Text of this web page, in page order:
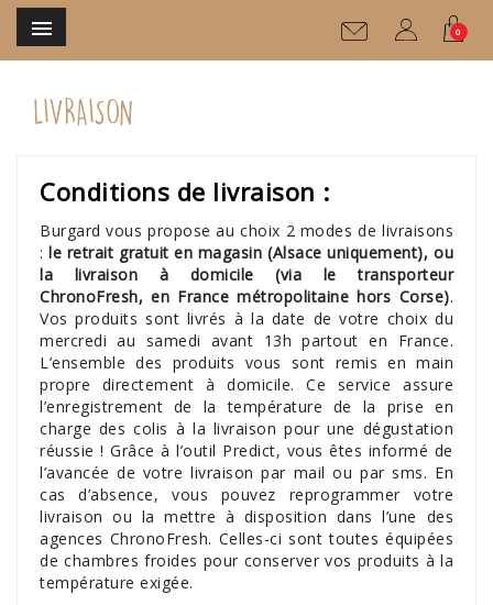
 0
LIVRAISON
Conditions de livraison :
Burgard vous propose au choix 2 modes de livraisons
:le retrait gratuit en magasin (Alsace uniquement), ou
la livraison à domicile (via le transporteur
ChronoFresh, en France métropolitaine hors Corse).
Vos produits sont livrés à la date de votre choix du
mercredi au samedi avant 13h partout en France.
L’ensemble des produits vous sont remis en main
propre directement à domicile. Ce service assure
l’enregistrement de la température de la prise en
charge des colis à la livraison pour une dégustation
réussie ! Grâce à l’outil Predict, vous êtes informé de
l’avancée de votre livraison par mail ou par sms. En
cas d’absence, vous pouvez reprogrammer votre
livraison ou la mettre à disposition dans l’une des
agences ChronoFresh. Celles-ci sont toutes équipées
de chambres froides pour conserver vos produits à la
température exigée.